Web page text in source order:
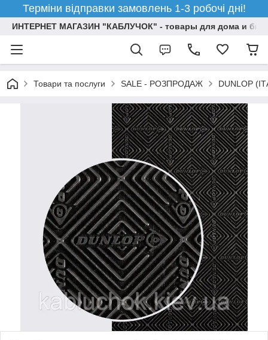
Терміни відправки замовлень 1-3 робочі дні!
ИНТЕРНЕТ МАГАЗИН "КАБЛУЧОК" - товары для дома и
Товари та послуги SALE - РОЗПРОДАЖ DUNLOP